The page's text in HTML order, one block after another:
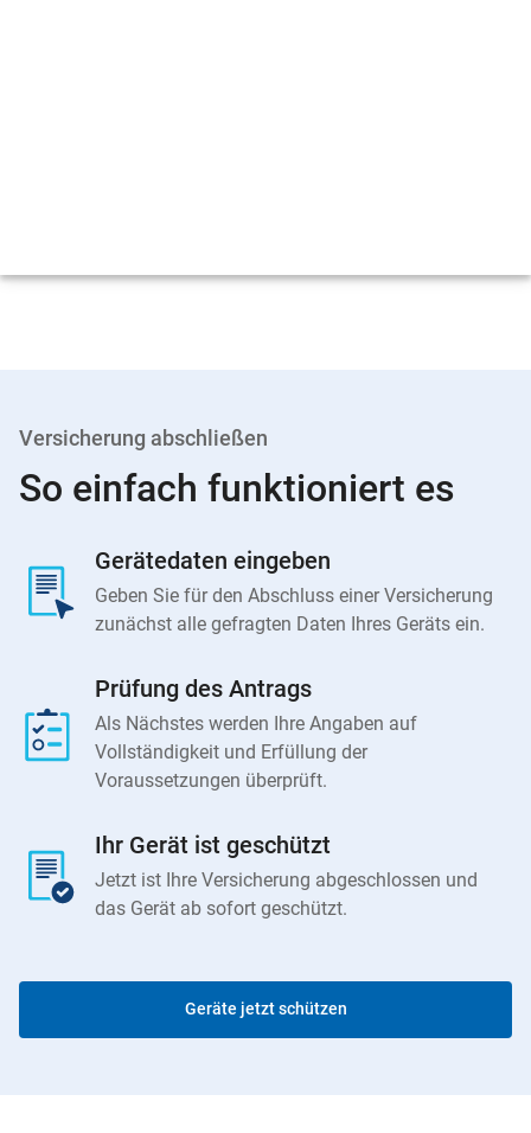
Versicherung abschließen
So einfach funktioniert es
Gerätedaten eingeben
Geben Sie für den Abschluss einer Versicherung
zunächst alle gefragten Daten Ihres Geräts ein.
Prüfung des Antrags
Als Nächstes werden Ihre Angaben auf
Vollständigkeit und Erfüllung der
Voraussetzungen überprüft.
Ihr Gerät ist geschützt
Jetzt ist Ihre Versicherung abgeschlossen und
das Gerät ab sofort geschützt.
Geräte jetzt schützen